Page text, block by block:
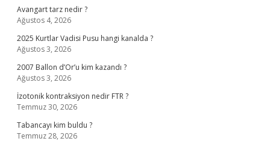
Avangart tarz nedir ?
Ağustos 4, 2026
2025 Kurtlar Vadisi Pusu hangi kanalda ?
Ağustos 3, 2026
2007 Ballon d’Or’u kim kazandı ?
Ağustos 3, 2026
İzotonik kontraksiyon nedir FTR ?
Temmuz 30, 2026
Tabancayı kim buldu ?
Temmuz 28, 2026